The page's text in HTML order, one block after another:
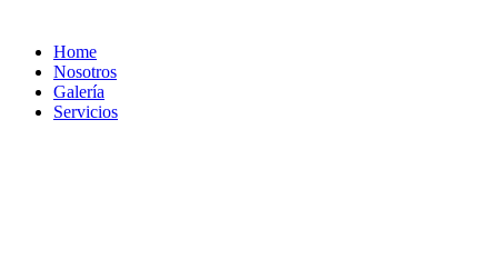
Home
Nosotros
Galería
Servicios